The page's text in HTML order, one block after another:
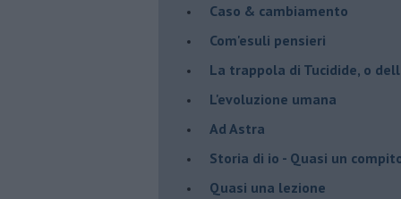
Caso & cambiamento
Com'esuli pensieri
La trappola di Tucidide, o
L'evoluzione umana
Ad Astra
Storia di io - Quasi un
Quasi una lezione